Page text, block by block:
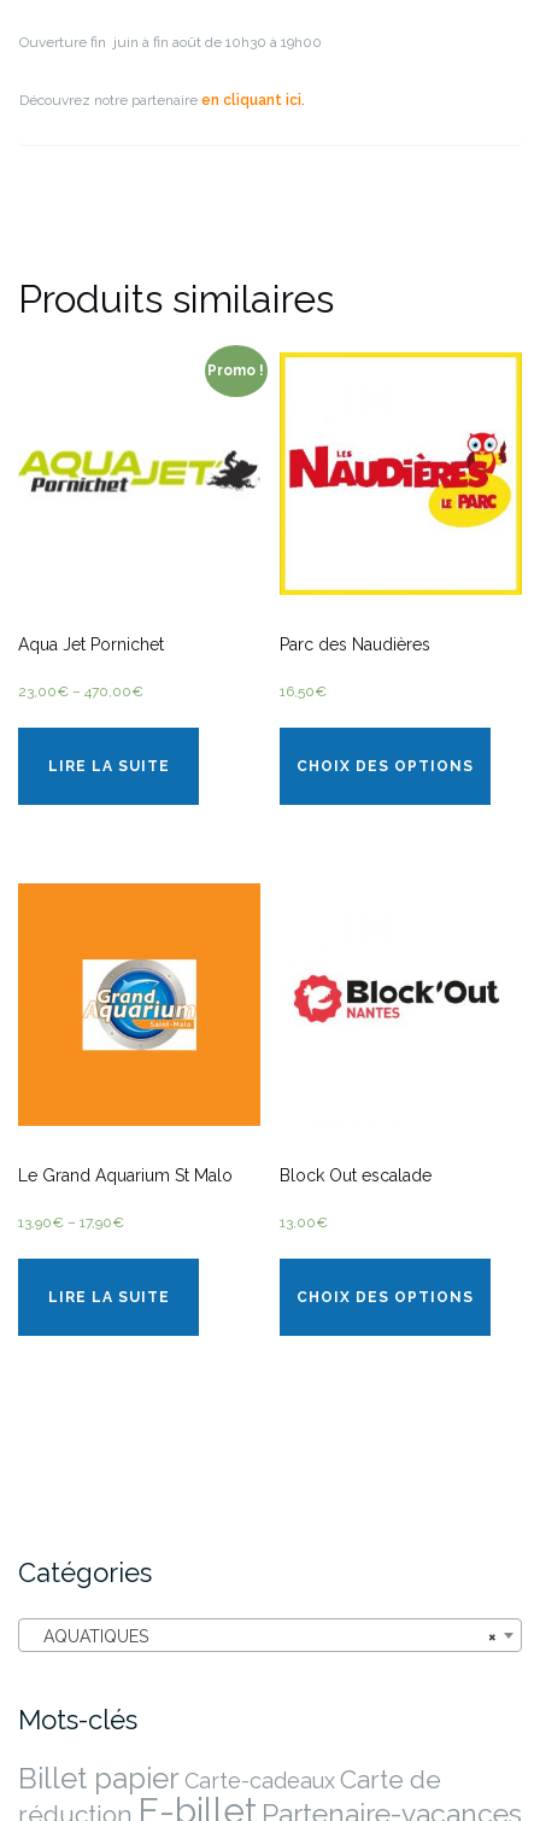
Ouverture fin juin à fin août de 10h30 à 19h00
Découvrez notre partenaire en cliquant ici.
Produits similaires
Promo !
Aqua Jet Pornichet
23,00€ – 470,00€
LIRE LA SUITE
Parc des Naudières
16,50€
CHOIX DES OPTIONS
Le Grand Aquarium St Malo
13,90€ – 17,90€
LIRE LA SUITE
Block Out escalade
13,00€
CHOIX DES OPTIONS
Catégories
×
AQUATIQUES
Mots-clés
Billet papier Carte-cadeauxCarte de
réduction E-billet Partenaire-vacances